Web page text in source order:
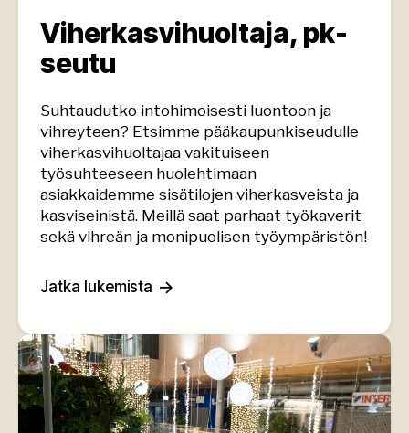
Viherkasvihuoltaja, pk-
seutu
Suhtaudutko intohimoisesti luontoon ja
vihreyteen? Etsimme pääkaupunkiseudulle
viherkasvihuoltajaa vakituiseen
työsuhteeseen huolehtimaan
asiakkaidemme sisätilojen viherkasveista ja
kasviseinistä. Meillä saat parhaat työkaverit
sekä vihreän ja monipuolisen työympäristön!
Jatka lukemista